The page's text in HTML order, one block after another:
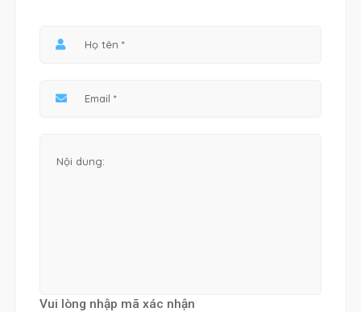
Vui lòng nhập mã xác nhận